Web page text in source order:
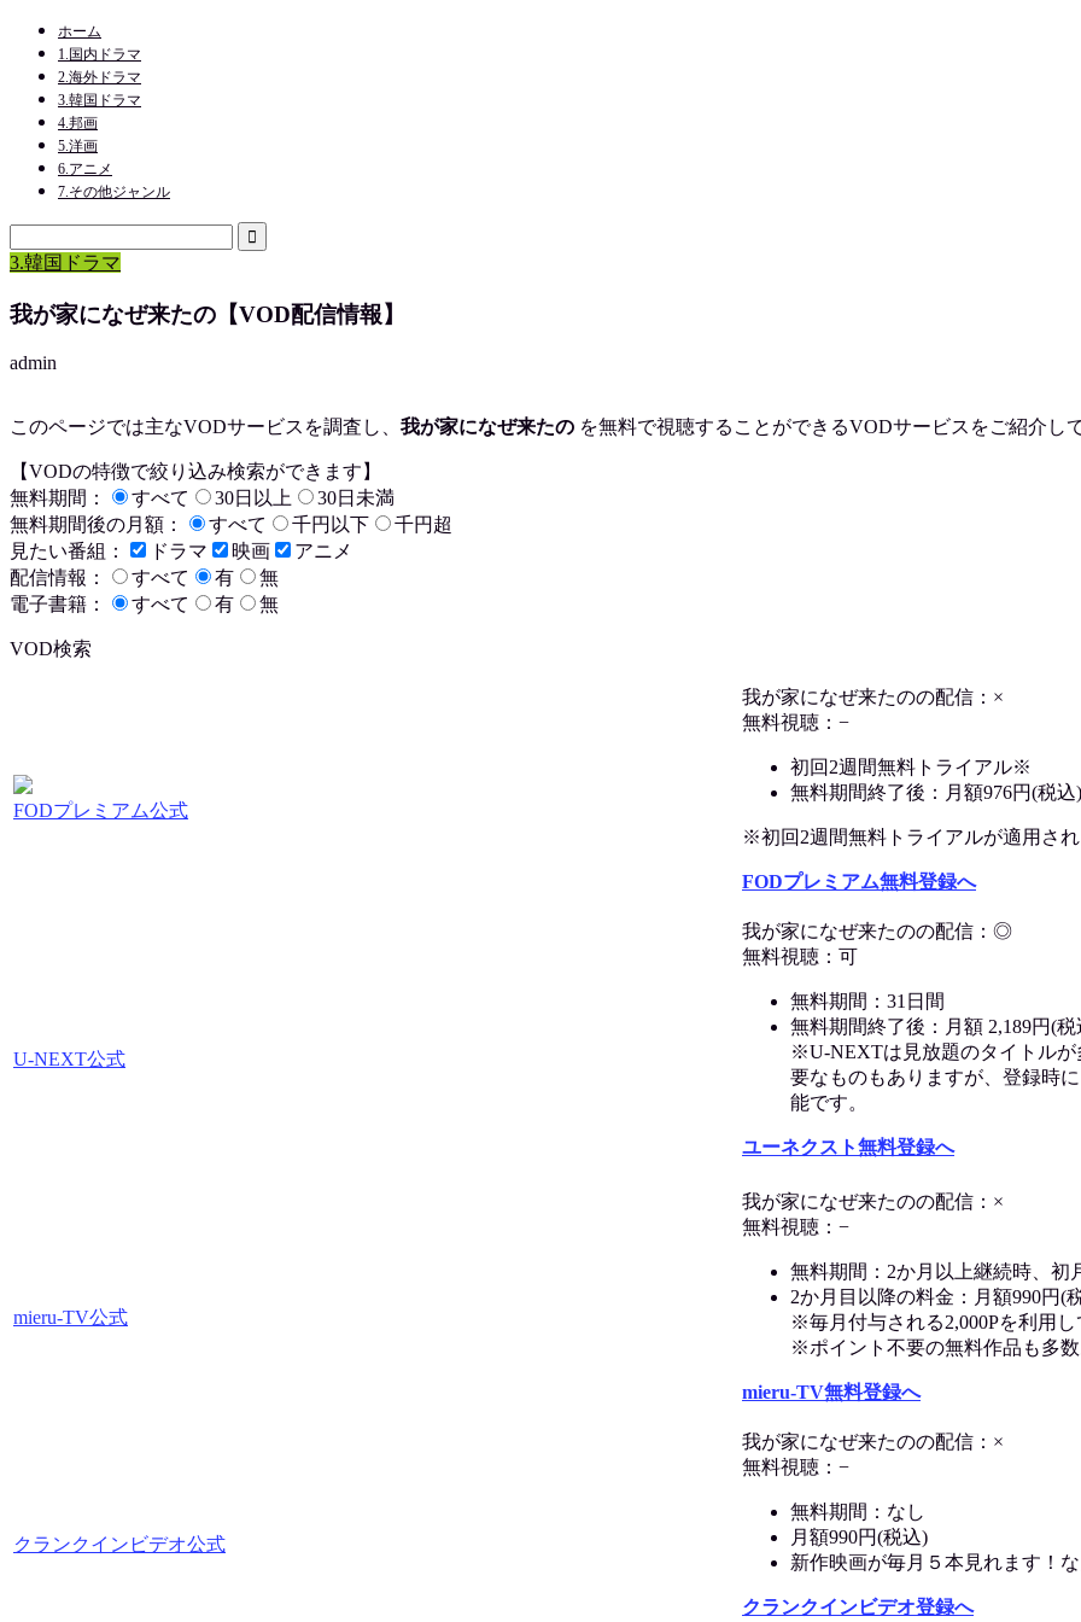
ホーム
1.国内ドラマ
2.海外ドラマ
3.韓国ドラマ
4.邦画
5.洋画
6.アニメ
7.その他ジャンル
3.韓国ドラマ
我が家になぜ来たの【VOD配信情報】
admin
このページでは主なVODサービスを調査し、 我が家になぜ来たの を無料で視聴することができるVODサービスをご紹介し
【VODの特徴で絞り込み検索ができます】
無料期間：
すべて 30日以上
30日未満
無料期間後の月額：
すべて 千円以下
千円超
見たい番組：
ドラマ 映画
アニメ
配信情報：
すべて 有
無
電子書籍：
すべて 有 無
VOD検索
FODプレミアム公式
我が家になぜ来たのの配信：×
無料視聴：−
初回2週間無料トライアル※
無料期間終了後：月額976円(税込)
※初回2週間無料トライアルが適用され
FODプレミアム無料登録へ
U-NEXT公式
我が家になぜ来たのの配信：◎
無料視聴：可
無料期間：31日間
無料期間終了後：月額 2,189円(税
※U-NEXTは見放題のタイトル
要なものもありますが、登録時
能です。
ユーネクスト無料登録へ
mieru-TV公式
我が家になぜ来たのの配信：×
無料視聴：−
無料期間：2か月以上継続時、初
2か月目以降の料金：月額990円(
※毎月付与される2,000Pを利用
※ポイント不要の無料作品も多
mieru-TV無料登録へ
クランクインビデオ公式
我が家になぜ来たのの配信：×
無料視聴：−
無料期間：なし
月額990円(税込)
新作映画が毎月５本見れます！
クランクインビデオ登録へ